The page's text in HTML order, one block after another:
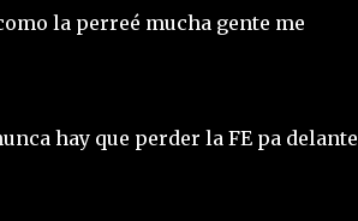
la perreé mucha gente me
hay que perder la FE pa delante